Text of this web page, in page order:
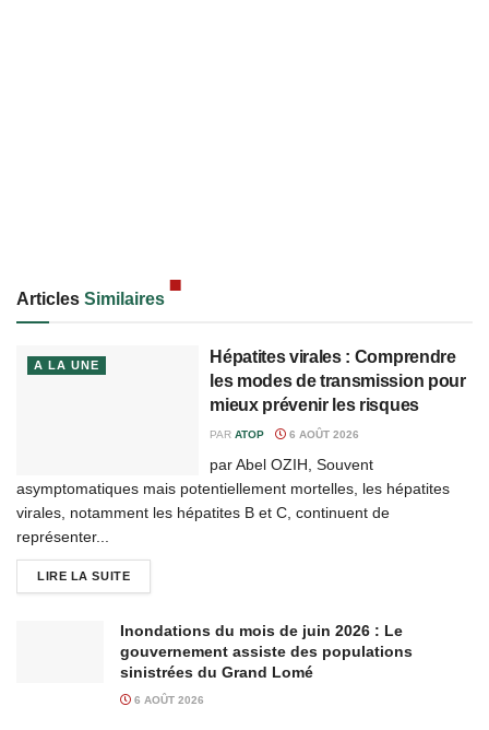
Articles Similaires
A LA UNE
Hépatites virales : Comprendre
les modes de transmission pour
mieux prévenir les risques
PAR ATOP 6 AOÛT 2026
par Abel OZIH, Souvent
asymptomatiques mais potentiellement mortelles, les hépatites
virales, notamment les hépatites B et C, continuent de
représenter...
LIRE LA SUITE
Inondations du mois de juin 2026 : Le
gouvernement assiste des populations
sinistrées du Grand Lomé
6 AOÛT 2026